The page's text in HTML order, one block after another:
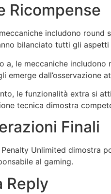
Ricompense
includono
bilanciato tutti gli aspetti
a, le meccaniche
emerge dall’osservazione
le funzionalità extra si
tecnica dimostra
Finali
Unlimited dimostra
al gaming.
Reply